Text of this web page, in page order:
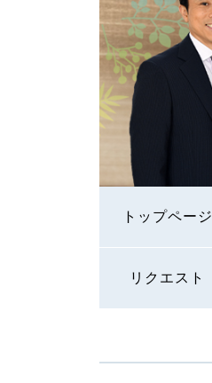
トップページ
リクエスト